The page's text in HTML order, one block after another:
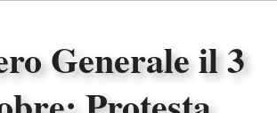
Generale il 3